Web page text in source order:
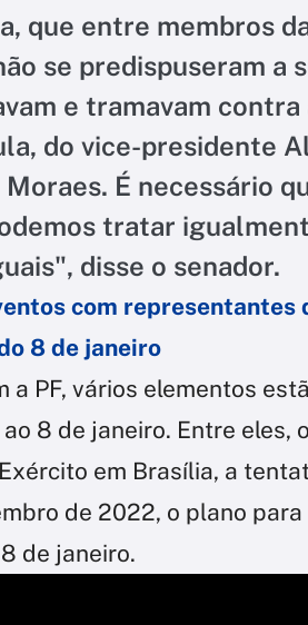
que entre membros
se predispuseram a
e tramavam contra
do vice-presidente
É necessário
tratar
disse o senador.
com representantes
8 de janeiro
a PF, vários elementos
8 de janeiro. Entre eles,
em Brasília, a
de 2022, o plano
de janeiro.